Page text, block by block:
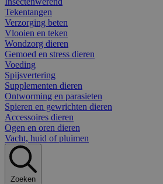
Tekentangen
Verzorging beten
Vlooien en teken
Wondzorg dieren
Gemoed en stress dieren
Voeding
Spijsvertering
Supplementen dieren
Ontworming en parasieten
Spieren en gewrichten dieren
Accessoires dieren
Ogen en oren dieren
Vacht, huid of pluimen
Zoeken